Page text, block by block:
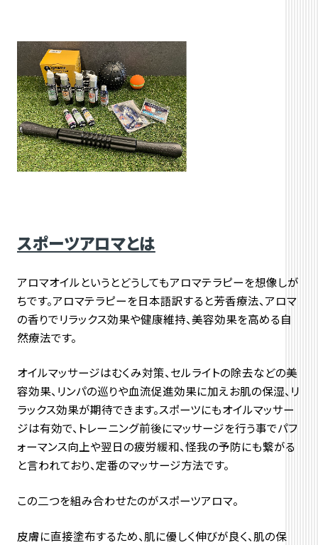
スポーツアロマとは
アロマオイルというとどうしてもアロマテラピーを想像しが
ちです。アロマテラピーを日本語訳すると芳香療法、アロマ
の香りでリラックス効果や健康維持、美容効果を高める自
然療法です。
オイルマッサージはむくみ対策、セルライトの除去などの美
容効果、リンパの巡りや血流促進効果に加えお肌の保湿、リ
ラックス効果が期待できます。スポーツにもオイルマッサー
ジは有効で、トレーニング前後にマッサージを行う事でパフ
ォーマンス向上や翌日の疲労緩和、怪我の予防にも繋がる
と言われており、定番のマッサージ方法です。
この二つを組み合わせたのがスポーツアロマ。
皮膚に直接塗布するため、肌に優しく伸びが良く、肌の保